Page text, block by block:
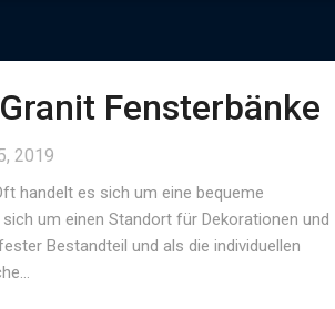
Fensterbänke
2019
handelt es sich um eine bequeme
um einen Standort für Dekorationen und
Bestandteil und als die individuellen